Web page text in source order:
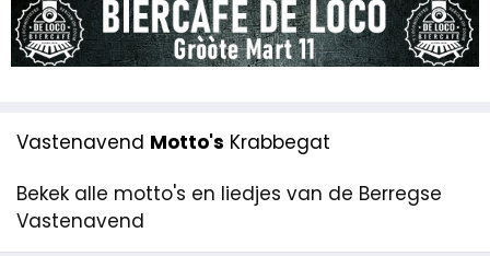
Vastenavend Motto's Krabbegat
Bekek alle motto's en liedjes van de Berregse
Vastenavend